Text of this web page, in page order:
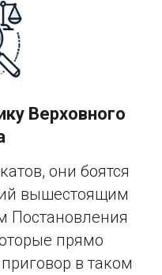
Верховного
они боятся
вышестоящим
Постановления
прямо
в таком